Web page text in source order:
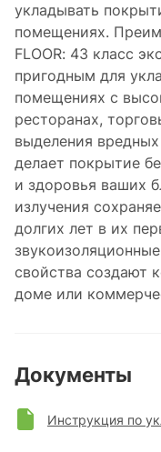
укладывать
помещениях.
FLOOR: 43 класс
пригодным для
помещениях с
ресторанах,
выделения
делает покрытие
и здоровья ваших
излучения
долгих лет в их
свойства создают
доме или
Документы
Инструкция по